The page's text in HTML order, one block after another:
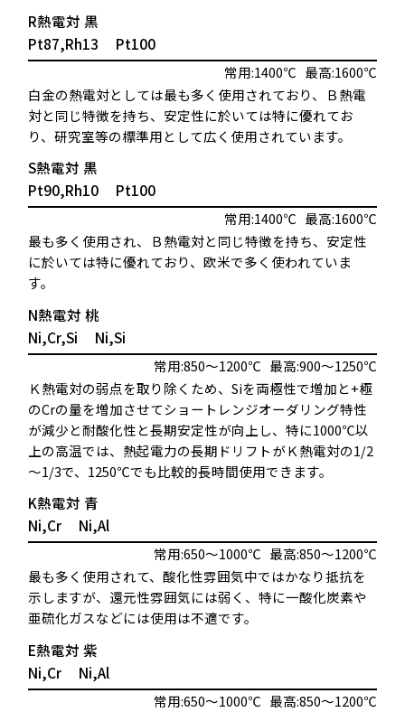
R熱電対 黒
Pt87,Rh13
Pt100
常用:1400℃ 最高:1600℃
白金の熱電対としては最も多く使用されており、Ｂ熱電
対と同じ特徴を持ち、安定性に於いては特に優れてお
り、研究室等の標準用として広く使用されています。
S熱電対 黒
Pt90,Rh10
Pt100
常用:1400℃ 最高:1600℃
最も多く使用され、Ｂ熱電対と同じ特徴を持ち、安定性
に於いては特に優れており、欧米で多く使われていま
す。
N熱電対 桃
Ni,Cr,Si
Ni,Si
常用:850～1200℃ 最高:900～1250℃
Ｋ熱電対の弱点を取り除くため、Siを両極性で増加と+極
のCrの量を増加させてショートレンジオーダリング特性
が減少と耐酸化性と長期安定性が向上し、特に1000℃以
上の高温では、熱起電力の長期ドリフトがＫ熱電対の1/2
～1/3で、1250℃でも比較的長時間使用できます。
K熱電対 青
Ni,Cr
Ni,Al
常用:650～1000℃ 最高:850～1200℃
最も多く使用されて、酸化性雰囲気中ではかなり抵抗を
示しますが、還元性雰囲気には弱く、特に一酸化炭素や
亜硫化ガスなどには使用は不適です。
E熱電対 紫
Ni,Cr
Ni,Al
常用:650～1000℃ 最高:850～1200℃